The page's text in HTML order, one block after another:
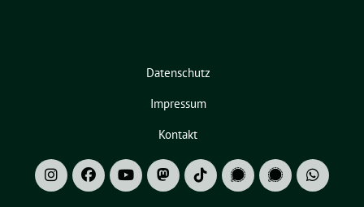
Datenschutz
Impressum
Kontakt